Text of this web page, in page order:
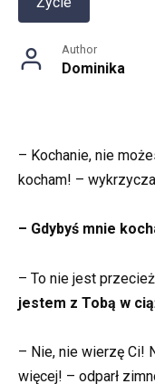
Author
Dominika
– Kochanie, nie
kocham! –
– Gdybyś mnie
– To nie jest
jestem z Tobą w
– Nie, nie wierzę Ci!
więcej! – odparł